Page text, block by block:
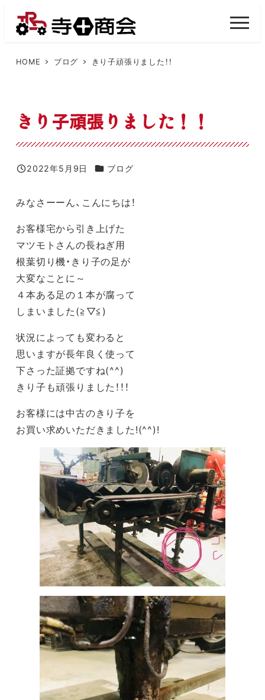
HOME ブログ きり子頑張りました！！
きり子頑張りました！！
投稿日
2022年5月9日 カテゴリー
ブログ
みなさーーん、こんにちは！
お客様宅から引き上げた
マツモトさんの長ねぎ用
根葉切り機・きり子の足が
大変なことに～
４本ある足の１本が腐って
しまいました(≧▽≦)
状況によっても変わると
思いますが長年良く使って
下さった証拠ですね(^^)
きり子も頑張りました！！！
お客様には中古のきり子を
お買い求めいただきました!(^^)!